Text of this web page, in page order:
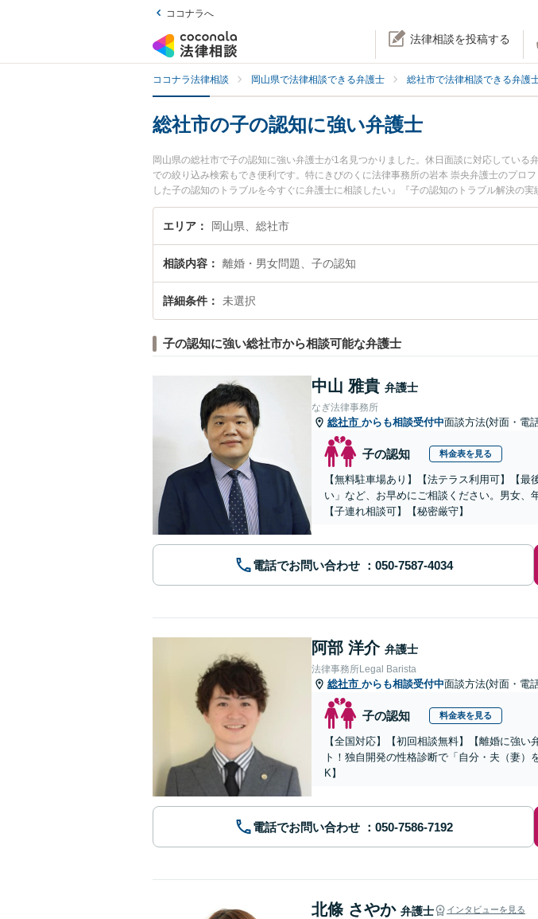
ココナラへ
法律相談を投稿する
ココナラ法律相談 岡山県で法律相談できる弁護士 総社市で法律相談できる弁護
総社市の子の認知に強い弁護士
岡山県の総社市で子の認知に強い弁護士が1名見つかりました。休日面談に対応してい
での絞り込み検索もでき便利です。特にきびのくに法律事務所の岩本 崇央弁護士のプロ
した子の認知のトラブルを今すぐに弁護士に相談したい』『子の認知のトラブル解決の
内の弁護士に相談予約したい』などでお困りの相談者さんにおすすめです。
エリア 岡山県、総社市
相談内容 離婚・男女問題、子の認知
詳細条件 未選択
子の認知に強い総社市から相談可能な弁護士
中山 雅貴 弁護士
なぎ法律事務所
総社市 からも相談受付中面談方法(対面・電
子の認知 料金表を見る
【無料駐車場あり】【法テラス利用可】【
い」など、お早めにご相談ください。男女
【子連れ相談可】【秘密厳守】
電話でお問い合わせ
阿部 洋介 弁護士
法律事務所Legal Barista
総社市 からも相談受付中面談方法(対面・電
子の認知 料金表を見る
【全国対応】【初回相談無料】【離婚に強
ト！独自開発の性格診断で「自分・夫（妻
K】
電話でお問い合わせ
北條 さやか 弁護士 インタビューを見る